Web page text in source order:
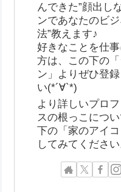
んできた”顔出し
ンであなたのビ
法”教えます♪
好きなことを仕
方は、この下の
ン」よりぜひ登
い(*´∀`*)
より詳しいプロ
スの根っこにつ
下の「家のアイ
してみてください